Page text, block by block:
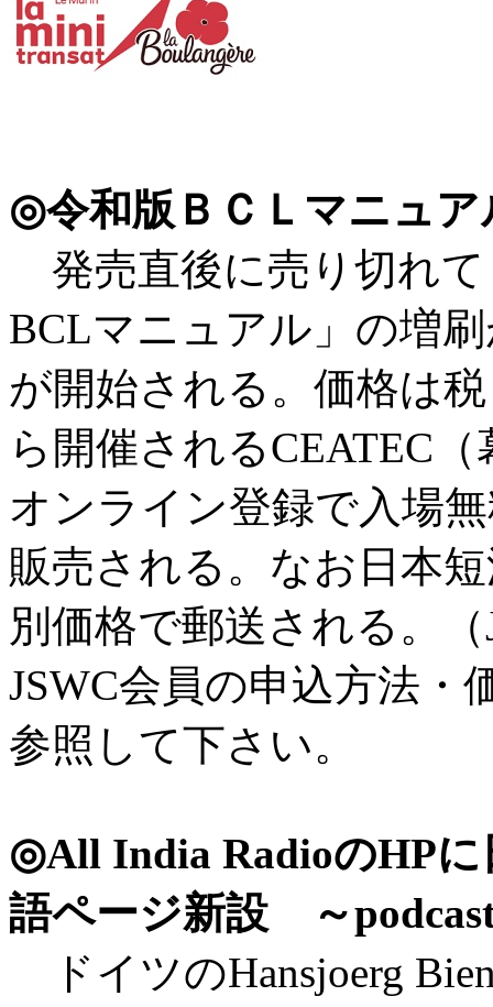
◎令和版ＢＣＬマニュ
発売直後に売り切れ
BCLマニュアル」の増
が開始される。価格は
ら開催されるCEATEC
オンライン登録で入場
販売される。なお日本
別価格で郵送される。
JSWC会員の申込方法・
参照して下さい。
◎All India RadioのHPに
語ページ新設 ～
ドイツのHansjoerg